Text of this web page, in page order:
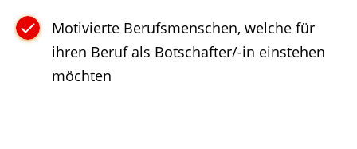
Motivierte Berufsmenschen, welche für
ihren Beruf als Botschafter/-in einstehen
möchten